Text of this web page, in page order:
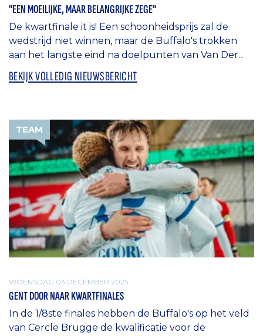
"EEN MOEILIJKE, MAAR BELANGRIJKE ZEGE"
De kwartfinale it is! Een schoonheidsprijs zal de
wedstrijd niet winnen, maar de Buffalo's trokken
aan het langste eind na doelpunten van Van Der...
BEKIJK VOLLEDIG NIEUWSBERICHT
TEAM
WOENSDAG 03 DECEMBER 2025
GENT DOOR NAAR KWARTFINALES
In de 1/8ste finales hebben de Buffalo's op het veld
van Cercle Brugge de kwalificatie voor de